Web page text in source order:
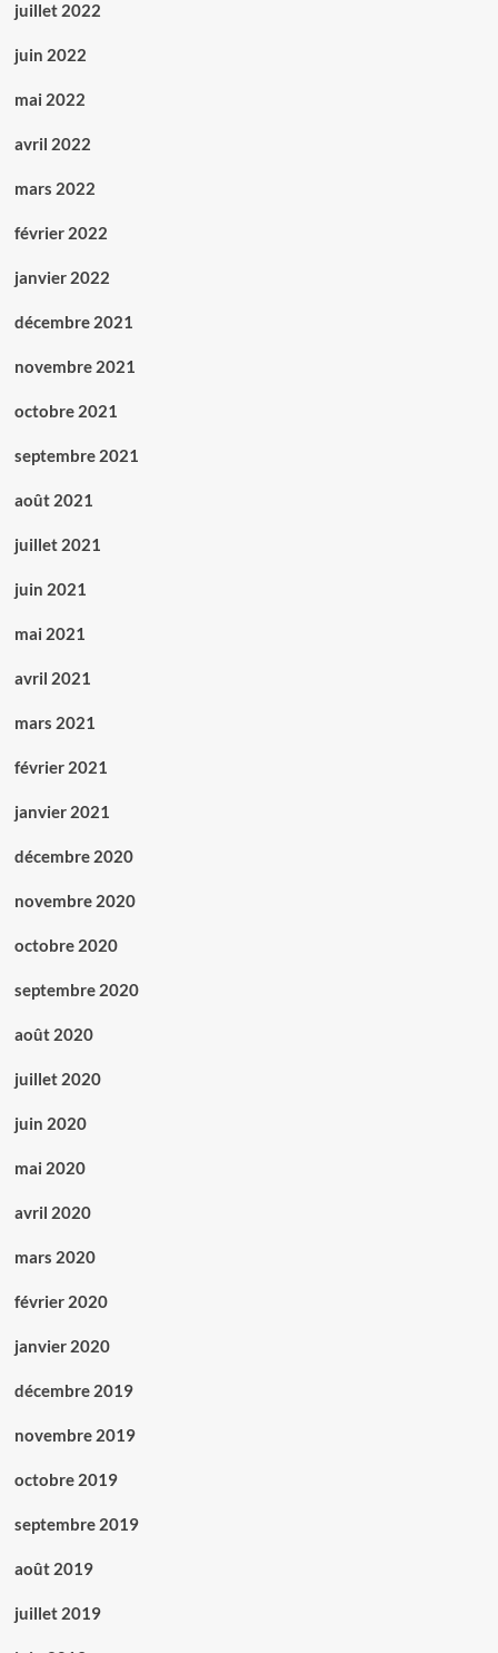
juillet 2022
juin 2022
mai 2022
avril 2022
mars 2022
février 2022
janvier 2022
décembre 2021
novembre 2021
octobre 2021
septembre 2021
août 2021
juillet 2021
juin 2021
mai 2021
avril 2021
mars 2021
février 2021
janvier 2021
décembre 2020
novembre 2020
octobre 2020
septembre 2020
août 2020
juillet 2020
juin 2020
mai 2020
avril 2020
mars 2020
février 2020
janvier 2020
décembre 2019
novembre 2019
octobre 2019
septembre 2019
août 2019
juillet 2019